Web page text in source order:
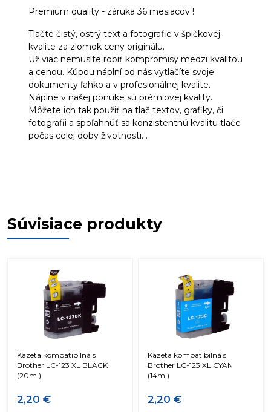
Premium quality - záruka 36 mesiacov !
Tlačte čistý, ostrý text a fotografie v špičkovej
kvalite za zlomok ceny originálu.
Už viac nemusíte robiť kompromisy medzi kvalitou
a cenou. Kúpou náplní od nás vytlačíte svoje
dokumenty ľahko a v profesionálnej kvalite.
Náplne v našej ponuke sú prémiovej kvality.
Môžete ich tak použiť na tlač textov, grafiky, či
fotografii a spoľahnúť sa konzistentnú kvalitu tlače
počas celej doby životnosti. .
Súvisiace produkty
Kazeta kompatibilná s
Brother LC-123 XL BLACK
(20ml)
2,20 €
Kazeta kompatibilná s
Brother LC-123 XL CYAN
(14ml)
2,20 €